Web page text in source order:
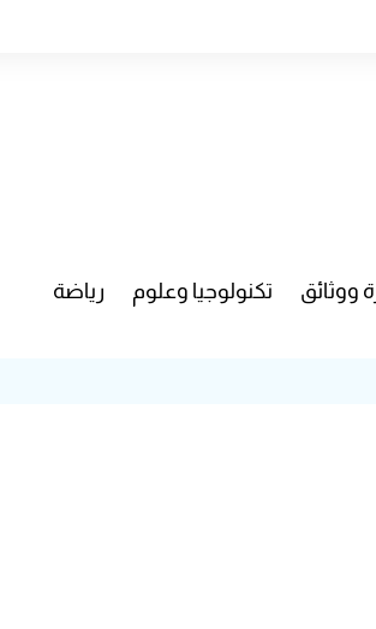
ووثائق تكنولوجيا وعلوم رياضة